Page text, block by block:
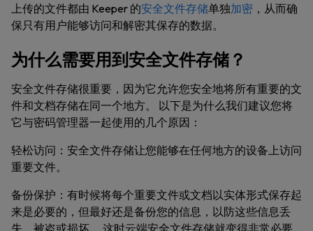
上传的文件都由 Keeper 的安全文件存储单独加密 ，从而确
保只有用户能够访问和解密其保存的数据。
为什么需要用到安全文件存储？
安全文件存储很重要，因为它允许您安全地将所有重要的文
件和文档存储在同一个地方。 以下是为什么我们建议您将
它与密码管理器一起使用的几个原因：
轻松访问： 安全文件存储让您能够在任何地方的设备上访问
重要文件。
备份保护： 有时候将每个重要文件或文档以实体形式保存起
来是必要的，但最好还是备份您的信息，以防这些信息丢
失、被盗或损坏。 这时云端安全文件存储就变得非常必要